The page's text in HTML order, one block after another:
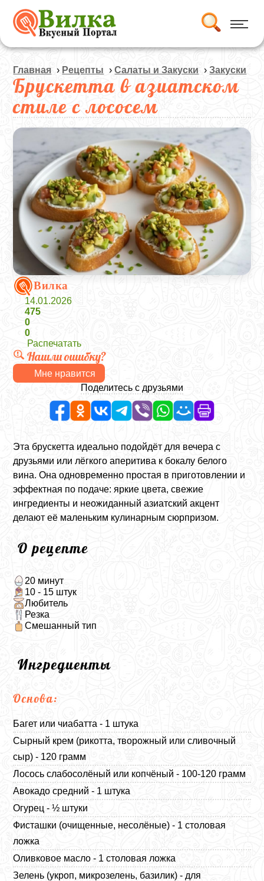
Главная › Рецепты ›Салаты и Закуски ›Закуски
Брускетта в азиатском
стиле с лососем
Вилка
14.01.2026
475
0
0
Распечатать
Нашли ошибку?
Мне нравится
Поделитесь с друзьями
Эта брускетта идеально подойдёт для вечера с
друзьями или лёгкого аперитива к бокалу белого
вина. Она одновременно простая в приготовлении и
эффектная по подаче: яркие цвета, свежие
ингредиенты и неожиданный азиатский акцент
делают её маленьким кулинарным сюрпризом.
О рецепте
20 минут
10 - 15 штук
Любитель
Резка
Смешанный тип
Ингредиенты
Основа:
Багет или чиабатта - 1 штука
Сырный крем (рикотта, творожный или сливочный
сыр) - 120 грамм
Лосось слабосолёный или копчёный - 100-120 грамм
Авокадо средний - 1 штука
Огурец - ½ штуки
Фисташки (очищенные, несолёные) - 1 столовая
ложка
Оливковое масло - 1 столовая ложка
Зелень (укроп, микрозелень, базилик) - для